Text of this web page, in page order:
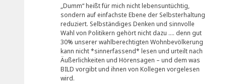
„Dumm“ heißt für mich nicht lebensuntüchtig,
sondern auf einfachste Ebene der Selbsterhaltung
reduziert. Selbständiges Denken und sinnvolle
Wahl von Politikern gehört nicht dazu …. denn gut
30% unserer wahlberechtigten Wohnbevölkerung
kann nicht *sinnerfassend* lesen und urteilt nach
Äußerlichkeiten und Hörensagen – und dem was
BILD vorgibt und ihnen von Kollegen vorgelesen
wird.